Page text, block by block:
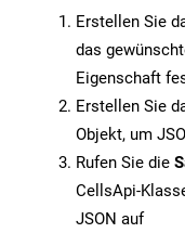
Erstellen Sie
das
Eigenschaft
Erstellen Sie
Objekt, um
Rufen Sie die
CellsApi-
JSON auf